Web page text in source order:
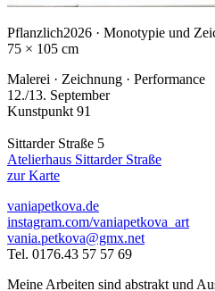
Pflanzlich2026 · Monotypie und
75 × 105 cm
Malerei · Zeichnung · Performance
12./13. September
Kunstpunkt 91
Sittarder Straße 5
Atelierhaus Sittarder Straße
zur Karte
vaniapetkova.de
instagram.com/vaniapetkova_art
vania.petkova@gmx.net
Tel. 0176.43 57 57 69
Meine Arbeiten sind abstrakt und